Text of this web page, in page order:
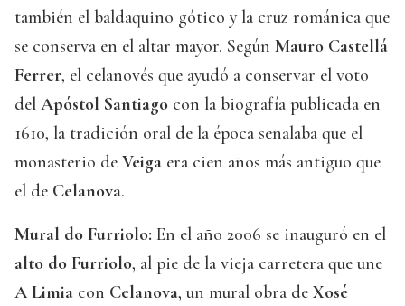
también el baldaquino gótico y la cruz románica que
se conserva en el altar mayor. Según Mauro Castellá
Ferrer, el celanovés que ayudó a conservar el voto
del Apóstol Santiago con la biografía publicada en
1610, la tradición oral de la época señalaba que el
monasterio de Veiga era cien años más antiguo que
el de Celanova.
Mural do Furriolo: En el año 2006 se inauguró en el
alto do Furriolo, al pie de la vieja carretera que une
A Limia con Celanova, un mural obra de Xosé